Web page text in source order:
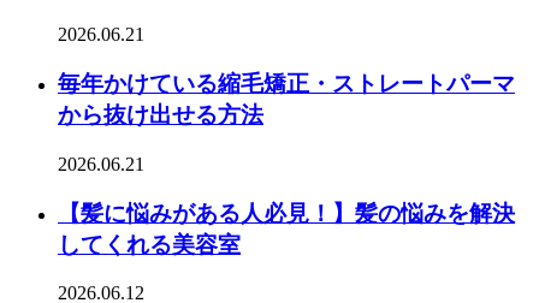
2026.06.21
毎年かけている縮毛矯正・ストレートパーマ
から抜け出せる方法
2026.06.21
【髪に悩みがある人必見！】髪の悩みを解決
してくれる美容室
2026.06.12